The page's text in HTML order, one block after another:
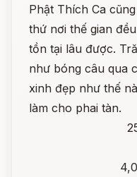
Phật Thích Ca
thứ nơi thế gian
tồn tại lâu được.
như bóng câu qua
xinh đẹp như thế
làm cho phai tàn.